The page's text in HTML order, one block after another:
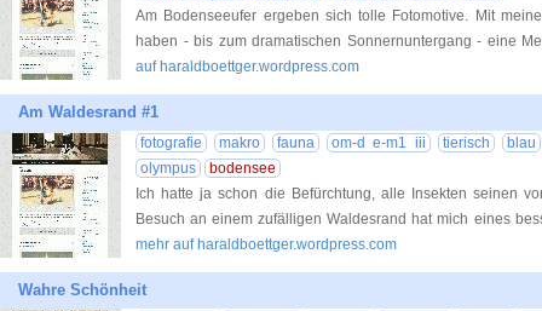
Am Bodenseeufer ergeben sich tolle Fotomotive. Mit
haben - bis zum dramatischen Sonnernuntergang - eine
auf haraldboettger.wordpress.com
Am Waldesrand #1
fotografie makro fauna om-d e-m1 iii tierisch
blau
olympus
bodensee
Ich hatte ja schon die Befürchtung, alle Insekten seinen
Besuch an einem zufälligen Waldesrand hat mich eines
mehr auf haraldboettger.wordpress.com
Wahre Schönheit